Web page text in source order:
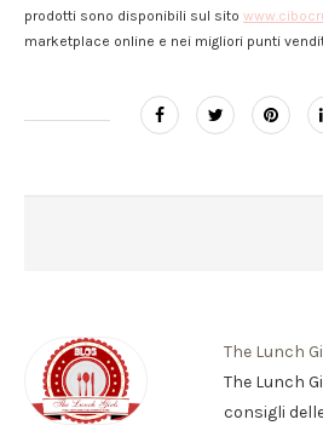
prodotti sono disponibili sul sito
marketplace online e nei migliori punti
The Lunch
The Lunch
consigli